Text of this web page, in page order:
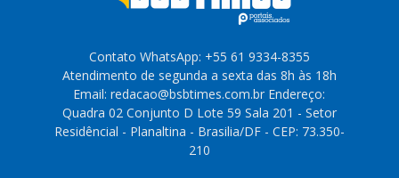
Contato WhatsApp: +55 61 9334-8355
Atendimento de segunda a sexta das 8h às 18h
Email: redacao@bsbtimes.com.br Endereço:
Quadra 02 Conjunto D Lote 59 Sala 201 - Setor
Residêncial - Planaltina - Brasilia/DF - CEP: 73.350-
210